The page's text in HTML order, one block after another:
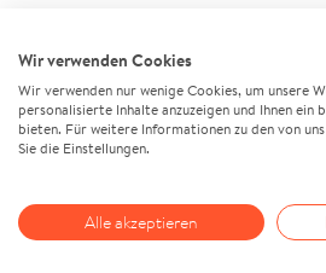
Wir verwenden Cookies
Wir verwenden nur wenige Cookies, um unsere
personalisierte Inhalte anzuzeigen und Ihnen ein
bieten. Für weitere Informationen zu den von
Sie die Einstellungen.
Alle akzeptieren